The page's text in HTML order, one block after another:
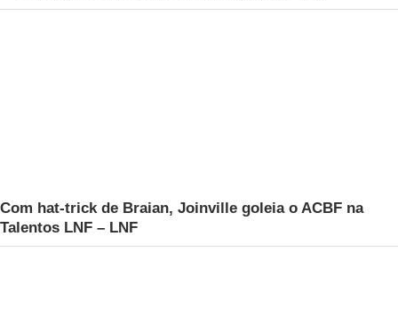
Com hat-trick de Braian, Joinville goleia o ACBF na
Talentos LNF – LNF